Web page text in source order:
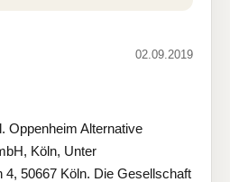
02.09.2019
Oppenheim Alternative
Köln, Unter
4, 50667 Köln. Die Gesellschaft